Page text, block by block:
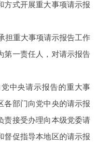
方式开展重大事项请示报
担重大事项请示报告工作
第一责任人，对请示报告
中央请示报告的重大事
各部门向党中央的请示报
责接受办理向本级党委请
督促指导本地区的请示报